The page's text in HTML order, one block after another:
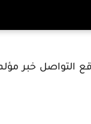
التواصل خبر